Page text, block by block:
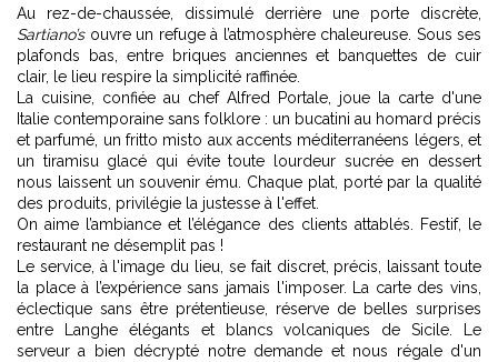
Au rez-de-chaussée, dissimulé derrière une porte discrète,
Sartiano’souvre un refuge à l’atmosphère chaleureuse. Sous ses
plafonds bas, entre briques anciennes et banquettes de cuir
clair, le lieu respire la simplicité raffinée.
La cuisine, confiée au chef Alfred Portale, joue la carte d'une
Italie contemporaine sans folklore : un bucatini au homard précis
et parfumé, un fritto misto aux accents méditerranéens légers, et
un tiramisu glacé qui évite toute lourdeur sucrée en dessert
nous laissent un souvenir ému. Chaque plat, porté par la qualité
des produits, privilégie la justesse à l'effet.
On aime l’ambiance et l’élégance des clients attablés. Festif, le
restaurant ne désemplit pas !
Le service, à l'image du lieu, se fait discret, précis, laissant toute
la place à l’expérience sans jamais l'imposer. La carte des vins,
éclectique sans être prétentieuse, réserve de belles surprises
entre Langhe élégants et blancs volcaniques de Sicile. Le
serveur a bien décrypté notre demande et nous régale d'un